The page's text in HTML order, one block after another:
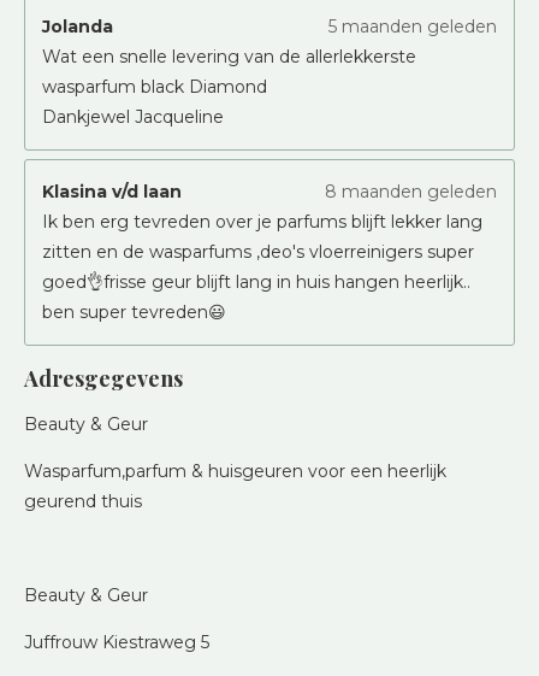
Jolanda
5 maanden geleden
Wat een snelle levering van de allerlekkerste
wasparfum black Diamond
Dankjewel Jacqueline
Klasina v/d laan
8 maanden geleden
Ik ben erg tevreden over je parfums blijft lekker lang
zitten en de wasparfums ,deo's vloerreinigers super
goed👌frisse geur blijft lang in huis hangen heerlijk..
ben super tevreden😃
Adresgegevens
Beauty & Geur
Wasparfum,parfum & huisgeuren voor een heerlijk
geurend thuis
Beauty & Geur
Juffrouw Kiestraweg 5